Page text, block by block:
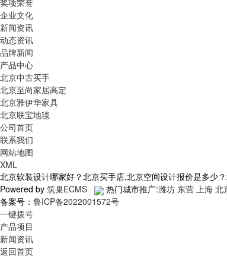
奖项荣誉
企业文化
新闻资讯
动态资讯
品牌新闻
产品中心
北京中古买手
北京至尚家居高定
北京雅伊华家具
北京联宝地毯
公司首页
联系我们
网站地图
XML
北京软装设计哪家好？北京买手店,北京空间设计报价是多少
Powered by 筑巢ECMS 热门城市推广:潍坊 东营 上海 北
备案号： 鲁ICP备2022001572号
一键拨号
产品项目
新闻资讯
返回首页